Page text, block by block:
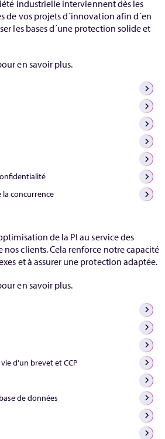
implications pour les
titulaires de droits. Garreth
possède une vaste
dans le domaine de la
chimi...
industrielle interviennent dès les
de vos projets d´innovation afin d´en
les bases d´une protection solide et
en savoir plus.
la concurrence
de la PI au service des
clients. Cela renforce notre capacité
et à assurer une protection adaptée.
en savoir plus.
d'un brevet et CCP
de données